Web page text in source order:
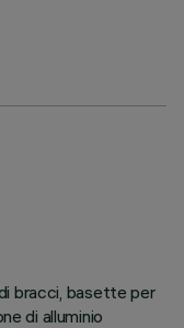
bracci, basette per
di alluminio